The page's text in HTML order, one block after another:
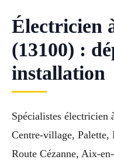
Électricien
(13100) :
installation
Spécialistes électricien
Centre-village, Palette,
Route Cézanne, Aix-